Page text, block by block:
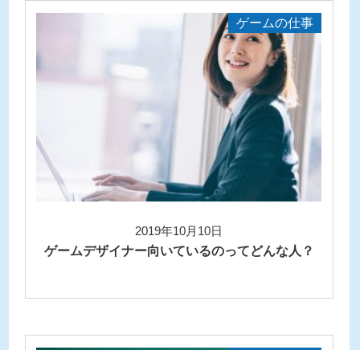
ゲームの仕事
2019年10月10日
ゲームデザイナー向いているのってどんな人？